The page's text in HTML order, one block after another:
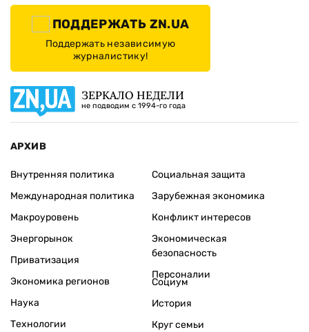
ПОДДЕРЖАТЬ ZN.UA
Поддержать независимую
журналистику!
ЗЕРКАЛО НЕДЕЛИ
не подводим с 1994-го года
АРХИВ
Внутренняя политика
Международная политика
Макроуровень
Энергорынок
Приватизация
Экономика регионов
Социальная защита
Зарубежная экономика
Конфликт интересов
Экономическая
безопасность
Персоналии
Наука
Технологии
Социум
История
Круг семьи